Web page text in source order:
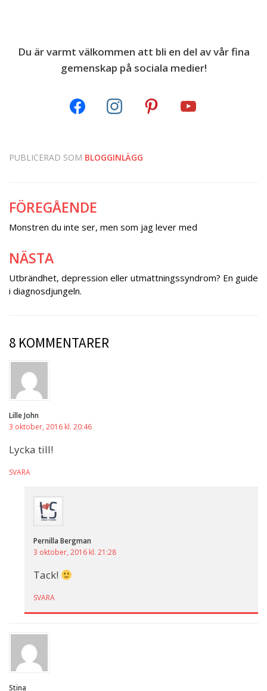
Du är varmt välkommen att bli en del av vår fina
gemenskap på sociala medier!
PUBLICERAD SOM BLOGGINLÄGG
Inläggsnavigering
FÖREGÅENDE
Monstren du inte ser, men som jag lever med
NÄSTA
Utbrändhet, depression eller utmattningssyndrom? En guide
i diagnosdjungeln.
8 KOMMENTARER
Lille John
3 oktober, 2016 kl. 20:46
Lycka till!
SVARA
Pernilla Bergman
3 oktober, 2016 kl. 21:28
Tack!
SVARA
Stina